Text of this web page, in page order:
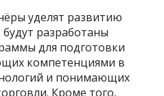
уделят развитию
разработаны
для подготовки
компетенциями в
и понимающих
Кроме того,